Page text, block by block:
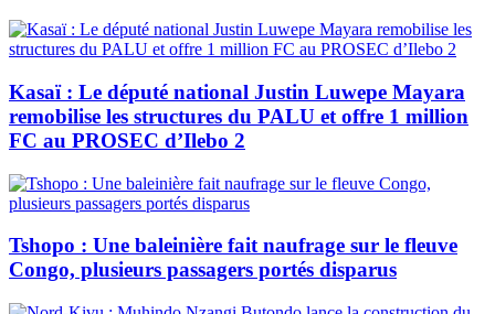
Kasaï : Le député national Justin Luwepe Mayara
remobilise les structures du PALU et offre 1 million
FC au PROSEC d’Ilebo 2
Tshopo : Une baleinière fait naufrage sur le fleuve
Congo, plusieurs passagers portés disparus